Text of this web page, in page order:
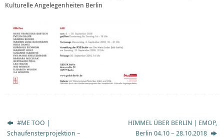
Kulturelle Angelegenheiten Berlin
#ME TOO |
Schaufensterprojektion –
HIMMEL ÜBER BERLIN | EMOP,
Berlin 04.10 – 28.10.2018